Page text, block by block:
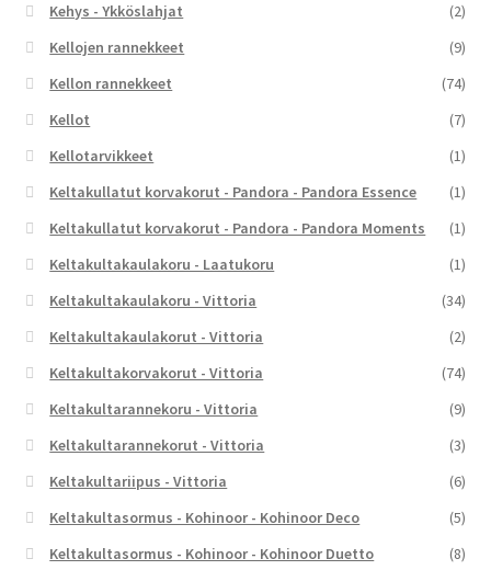
Kehys - Ykköslahjat
(2)
Kellojen rannekkeet
(9)
Kellon rannekkeet
(74)
Kellot
(7)
Kellotarvikkeet
(1)
Keltakullatut korvakorut - Pandora - Pandora Essence
(1)
Keltakullatut korvakorut - Pandora - Pandora Moments
(1)
Keltakultakaulakoru - Laatukoru
(1)
Keltakultakaulakoru - Vittoria
(34)
Keltakultakaulakorut - Vittoria
(2)
Keltakultakorvakorut - Vittoria
(74)
Keltakultarannekoru - Vittoria
(9)
Keltakultarannekorut - Vittoria
(3)
Keltakultariipus - Vittoria
(6)
Keltakultasormus - Kohinoor - Kohinoor Deco
(5)
Keltakultasormus - Kohinoor - Kohinoor Duetto
(8)